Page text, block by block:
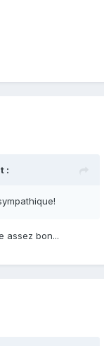
:
assez bon...